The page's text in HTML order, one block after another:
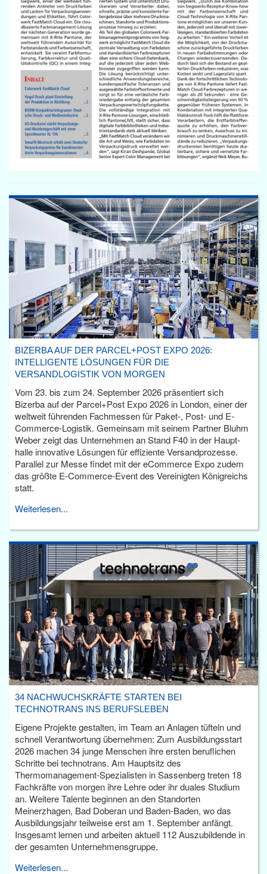
BIZERBA AUF DER PARCEL+POST EXPO 2026:
INTELLIGENTE LÖSUNGEN FÜR DIE
VERSANDLOGISTIK VON MORGEN
Vom 23. bis zum 24. September 2026 präsentiert sich
Bizerba auf der Parcel+Post Expo 2026 in London, einer der
weltweit führenden Fachmessen für Paket-, Post- und E-
Commerce-Logistik. Gemeinsam mit seinem Partner Bluhm
Weber zeigt das Unternehmen an Stand F40 in der Haupt­
halle innovative Lösungen für effiziente Versandprozesse.
Parallel zur Messe findet mit der eCommerce Expo zudem
das größte E-Commerce-Event des Vereinigten Königreichs
statt.
Weiterlesen...
34 NACHWUCHSKRÄFTE STARTEN BEI
TECHNOTRANS INS BERUFSLEBEN
Eigene Projekte gestalten, im Team an Anlagen tüfteln und
schnell Verantwortung übernehmen: Zum Ausbildungsstart
2026 machen 34 junge Menschen ihre ersten beruflichen
Schritte bei technotrans. Am Hauptsitz des
Thermomanagement-Spezialisten in Sassenberg treten 18
Fachkräfte von morgen ihre Lehre oder ihr duales Studium
an. Weitere Talente beginnen an den Standorten
Meinerzhagen, Bad Doberan und Baden-Baden, wo das
Ausbildungsjahr teilweise erst am 1. September anfängt.
Insgesamt lernen und arbeiten aktuell 112 Auszubildende in
der gesamten Unternehmensgruppe.
Weiterlesen...